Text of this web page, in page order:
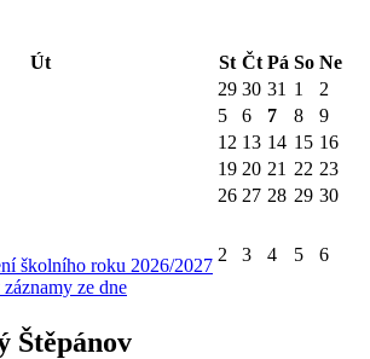
Út St Čt Pá So Ne
29 30 31 1
2
5 6 7 8
9
12 13 14 15 16
19 20 21 22 23
26 27 28 29 30
školního roku 2026/2027
ze dne
2 3 4 5 6
Štěpánov